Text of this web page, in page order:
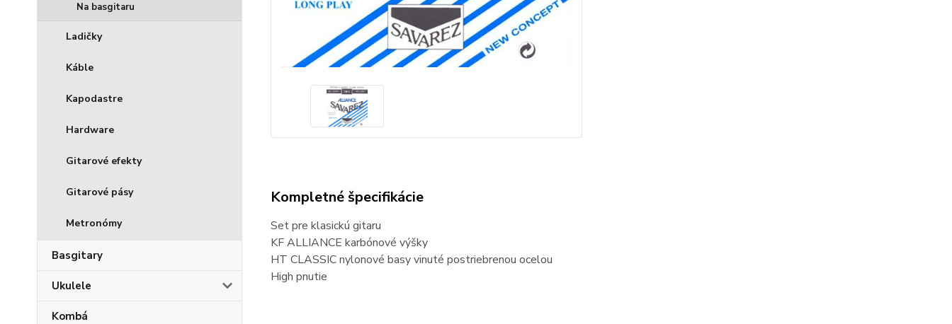
Na basgitaru
Ladičky
Káble
Kapodastre
Hardware
Gitarové efekty
Gitarové pásy
Metronómy
Basgitary
Ukulele
Kombá
Kompletné špecifikácie
Set pre klasickú gitaru
KF ALLIANCE karbónové výšky
HT CLASSIC nylonové basy vinuté postriebrenou ocelou
High pnutie